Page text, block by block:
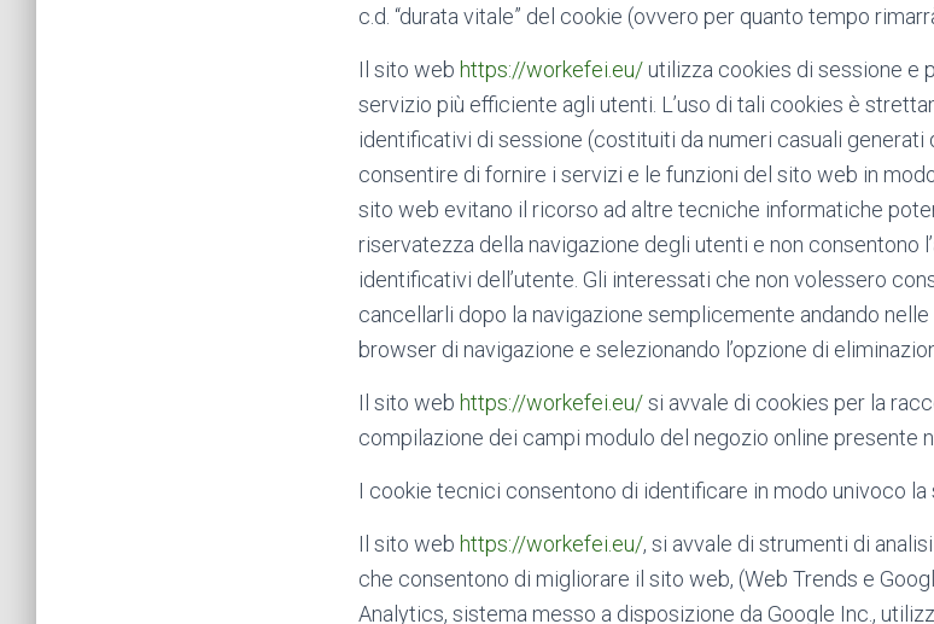
c.d. “durata vitale” del cookie (ovvero per quanto tempo
Il sito web https://workefei.eu/ utilizza cookies di sessione e
servizio più efficiente agli utenti. L’uso di tali cookies è
identificativi di sessione (costituiti da numeri casuali generati
consentire di fornire i servizi e le funzioni del sito web in
sito web evitano il ricorso ad altre tecniche informatiche
riservatezza della navigazione degli utenti e non consentono
identificativi dell’utente. Gli interessati che non volessero
cancellarli dopo la navigazione semplicemente andando
browser di navigazione e selezionando l’opzione di
Il sito web https://workefei.eu/si avvale di cookies per la
compilazione dei campi modulo del negozio online presente
I cookie tecnici consentono di identificare in modo univoco la
Il sito web https://workefei.eu/, si avvale di strumenti di
che consentono di migliorare il sito web, (Web Trends e
Analytics, sistema messo a disposizione da Google Inc.,